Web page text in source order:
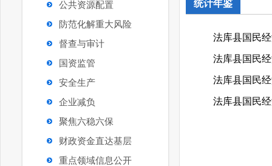
公共资源配置
防范化解重大风险
督查与审计
国资监管
安全生产
企业减负
聚焦六稳六保
财政资金直达基层
重点领域信息公开
统计年鉴
法库县国民
法库县国民
法库县国民
法库县国民